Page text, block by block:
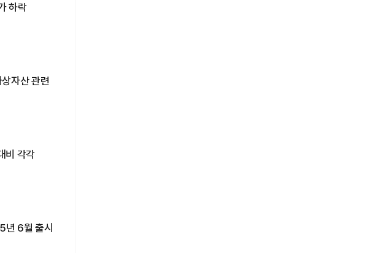
하락
자산 관련
비 각각
년 6월 출시